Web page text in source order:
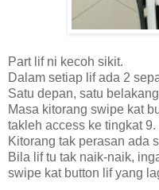
Part lif ni kecoh sikit.
Dalam setiap lif ada 2
Satu depan, satu
Masa kitorang swipe kat
takleh access ke tingkat 9.
Kitorang tak perasan ada
Bila lif tu tak naik-naik,
swipe kat button lif yang